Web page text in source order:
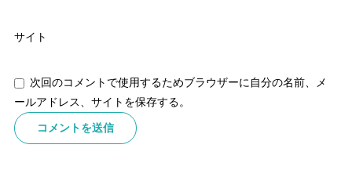
サイト
次回のコメントで使用するためブラウザーに自分の名前、メ
ールアドレス、サイトを保存する。